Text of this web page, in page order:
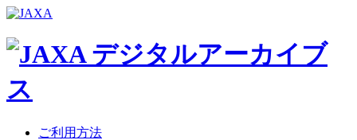
ご利用方法